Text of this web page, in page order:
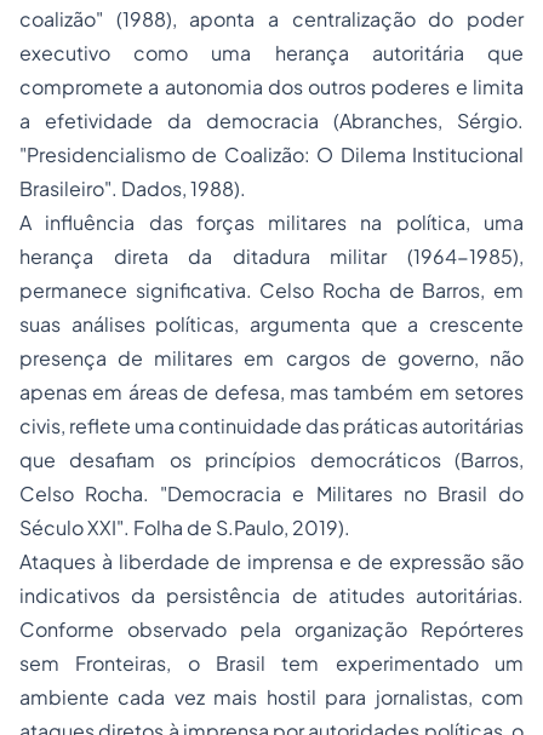
coalizão" (1988), aponta a centralização do poder
executivo como uma herança autoritária que
compromete a autonomia dos outros poderes e limita
a efetividade da democracia (Abranches, Sérgio.
"Presidencialismo de Coalizão: O Dilema Institucional
Brasileiro". Dados, 1988).
A influência das forças militares na política, uma
herança direta da ditadura militar (1964-1985),
permanece significativa. Celso Rocha de Barros, em
suas análises políticas, argumenta que a crescente
presença de militares em cargos de governo, não
apenas em áreas de defesa, mas também em setores
civis, reflete uma continuidade das práticas autoritárias
que desafiam os princípios democráticos (Barros,
Celso Rocha. "Democracia e Militares no Brasil do
Século XXI". Folha de S.Paulo, 2019).
Ataques à liberdade de imprensa e de expressão são
indicativos da persistência de atitudes autoritárias.
Conforme observado pela organização Repórteres
sem Fronteiras, o Brasil tem experimentado um
ambiente cada vez mais hostil para jornalistas, com